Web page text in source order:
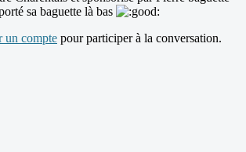
sa baguette là bas
un compte pour participer à la conversation.